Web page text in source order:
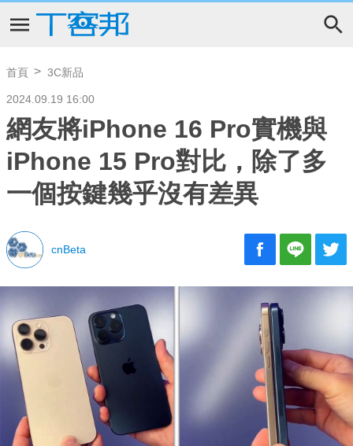
首頁 3C新品
2024.09.19 16:00
網友將iPhone 16 Pro實機與
iPhone 15 Pro對比，除了多
一個按鍵幾乎沒有差異
cnBeta